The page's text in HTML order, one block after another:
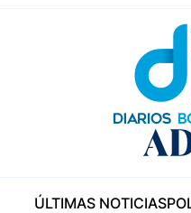
ÚLTIMAS NOTICIAS